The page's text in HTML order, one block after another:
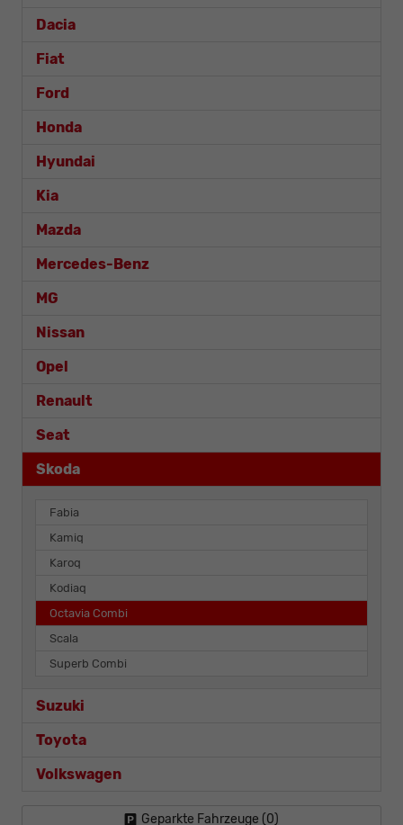
Dacia
Fiat
Ford
Honda
Hyundai
Kia
Mazda
Mercedes-Benz
MG
Nissan
Opel
Renault
Seat
Skoda
Fabia
Kamiq
Karoq
Kodiaq
Octavia Combi
Scala
Superb Combi
Suzuki
Toyota
Volkswagen
Geparkte Fahrzeuge (0)